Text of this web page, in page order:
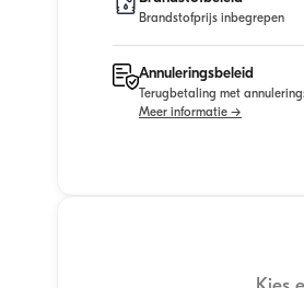
Brandstofprijs inbegrepen
Annuleringsbeleid
Terugbetaling met
Meer informatie →